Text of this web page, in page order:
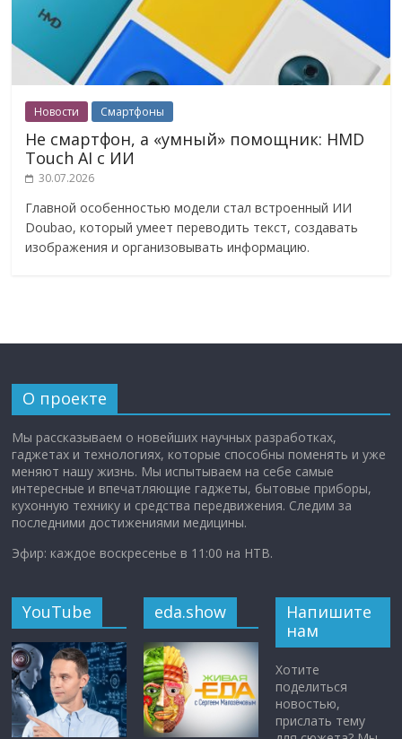
Новости Смартфоны
Не смартфон, а «умный» помощник: HMD
Touch AI с ИИ
30.07.2026
Главной особенностью модели стал встроенный ИИ
Doubao, который умеет переводить текст, создавать
изображения и организовывать информацию.
О проекте
Мы рассказываем о новейших научных разработках,
гаджетах и технологиях, которые способны поменять и уже
меняют нашу жизнь. Мы испытываем на себе самые
интересные и впечатляющие гаджеты, бытовые приборы,
кухонную технику и средства передвижения. Следим за
последними достижениями медицины.
Эфир: каждое воскресенье в 11:00 на НТВ.
YouTube eda.show
Напишите
нам
Хотите
поделиться
новостью,
прислать тему